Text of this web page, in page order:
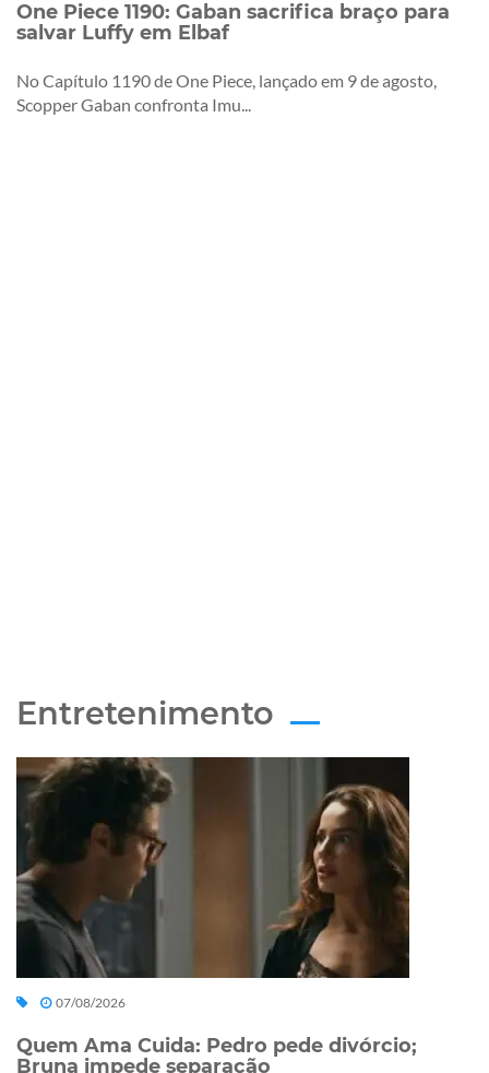
One Piece 1190: Gaban sacrifica braço para
salvar Luffy em Elbaf
No Capítulo 1190 de One Piece, lançado em 9 de agosto,
Scopper Gaban confronta Imu...
Entretenimento
07/08/2026
Quem Ama Cuida: Pedro pede divórcio;
Bruna impede separação